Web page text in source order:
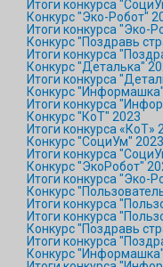
Итоги конкурса
Конкурс "Эко-Робот"
Итоги конкурса "Эко-
Конкурс "Поздравь
Итоги конкурса
Конкурс "Деталька"
Итоги конкурса
Конкурс
Итоги конкурса
Конкурс "КоТ" 2023
Итоги конкурса «КоТ»
Конкурс "СоциУм" 2023
Итоги конкурса
Конкурс "ЭкоРобот"
Итоги конкурса "Эко-
Конкурс
Итоги конкурса
Итоги конкурса
Конкурс "Поздравь
Итоги конкурса
Конкурс